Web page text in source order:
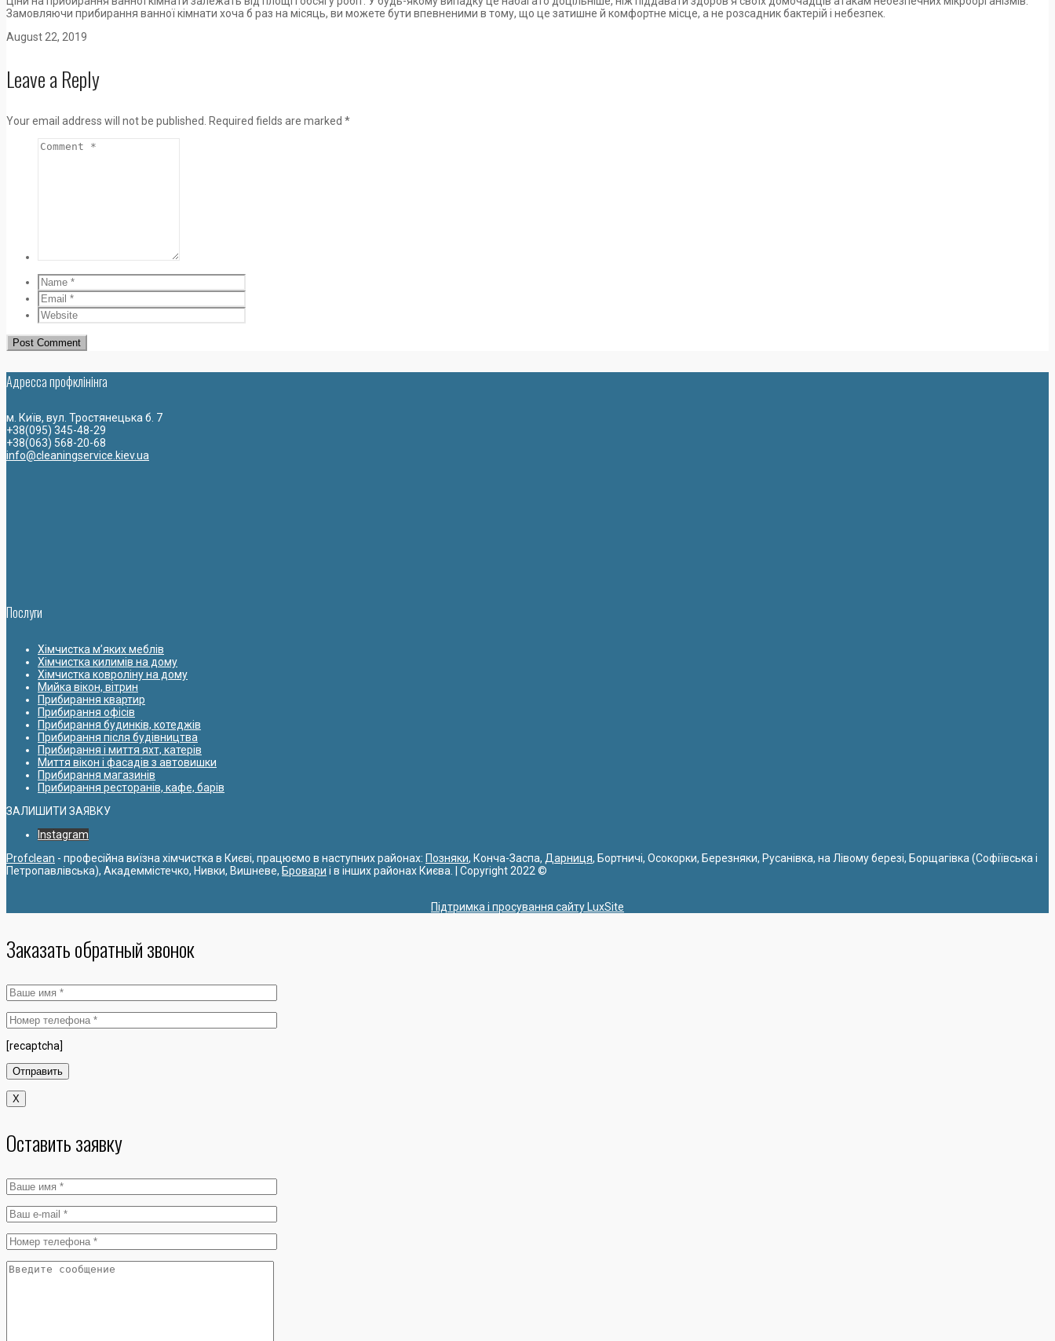
Замовляючи прибирання ванної кімнати хоча б раз на місяць, ви можете бути впевненими в тому, що це затишне й комфортне місце, а не розсадник бактерій і небезпек.
August 22, 2019
Leave a Reply
Your email address will not be published. Required fields are marked *
Адресса профклiнiнга
м. Київ, вул. Тростянецька б. 7
+38(095) 345-48-29
+38(063) 568-20-68
info@cleaningservice.kiev.ua
Послуги
Хімчистка м’яких меблів
Хімчистка килимів на дому
Хімчистка ковроліну на дому
Мийка вікон, вітрин
Прибирання квартир
Прибирання офісів
Прибирання будинків, котеджів
Прибирання після будівництва
Прибирання і миття яхт, катерів
Миття вікон і фасадів з автовишки
Прибирання магазинів
Прибирання ресторанів, кафе, барів
ЗАЛИШИТИ ЗАЯВКУ
Instagram
Profclean - професійна виїзна хімчистка в Києві, працюємо в наступних районах: Позняки, Конча-Заспа, Дарниця, Бортничі, Осокорки, Березняки, Русанівка, на Лівому березі, Борщагівка (Софіївська і
Петропавлівська), Академмістечко, Нивки, Вишневе, Бровари і в інших районах Києва. | Copyright 2022 ©
Підтримка і просування сайту LuxSite
Заказать обратный звонок
[recaptcha]
X
Оставить заявку